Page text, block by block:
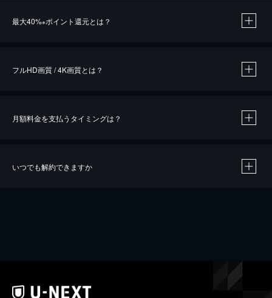
最大40%※ポイント還元とは？
※40％ポイント還元の対象は、クレジットカード決済による作品の購入 / レンタルです。
フルHD画質 / 4K画質とは？
月額料金を支払うタイミングは？
いつでも解約できますか